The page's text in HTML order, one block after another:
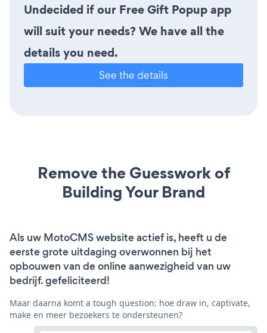
Undecided if our Free Gift Popup app
will suit your needs? We have all the
details you need.
See the details
Remove the Guesswork of
Building Your Brand
Als uw MotoCMS website actief is, heeft u de
eerste grote uitdaging overwonnen bij het
opbouwen van de online aanwezigheid van uw
bedrijf. gefeliciteerd!
Maar daarna komt a tough question: hoe draw in, captivate,
make en meer bezoekers te ondersteunen?